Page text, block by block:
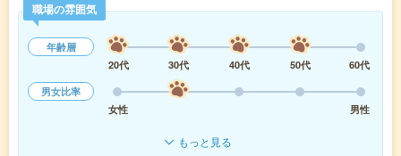
職場の雰囲気
年齢層
20代
30代 40代 50代
60代
男女比率
女性
男性
もっと見る